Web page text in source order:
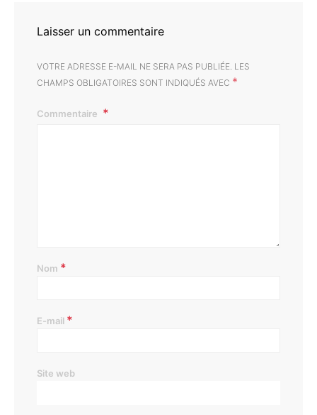
Laisser un commentaire
VOTRE ADRESSE E-MAIL NE SERA PAS PUBLIÉE. LES
CHAMPS OBLIGATOIRES SONT INDIQUÉS AVEC *
Commentaire
Nom *
E-mail *
Site web